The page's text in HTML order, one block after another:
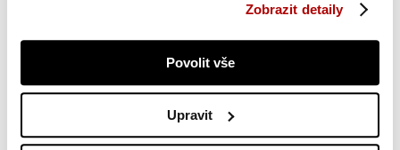
Zobrazit detaily
Povolit vše
Upravit